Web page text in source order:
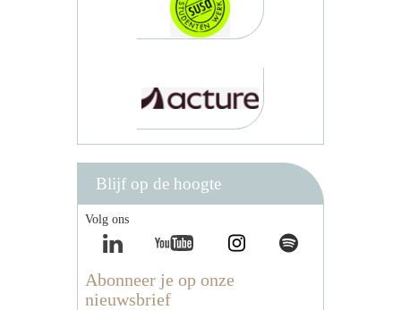
Blijf op de hoogte
Volg ons
Abonneer je op onze
nieuwsbrief